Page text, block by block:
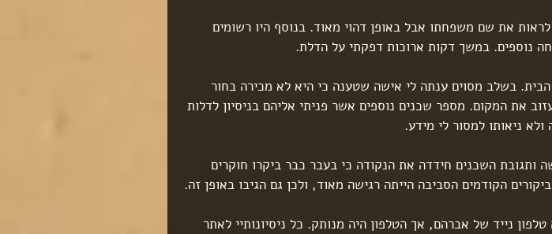
את שם משפחתו אבל באופן דהוי מאוד. בנוסף היו רשומים
נוספים. במשך דקות ארוכות דפקתי על הדלת.
בשלב מסוים ענתה לי אישה שטענה כי היא לא מכירה בחור
את המקום. מספר שכנים נוספים אשר פניתי אליהם בניסיון לדלות
ניאותו למסור לי מידע.
ותגובת השכנים חידדה את הנקודה כי בעבר כבר ביקרו חוקרים
הקודמים הסביבה הייתה רגישה מאוד, ולכן גם הגיבו באופן זה.
נייד של אברהם, אך הטלפון היה מנותק. כל ניסיונותיי לאתר